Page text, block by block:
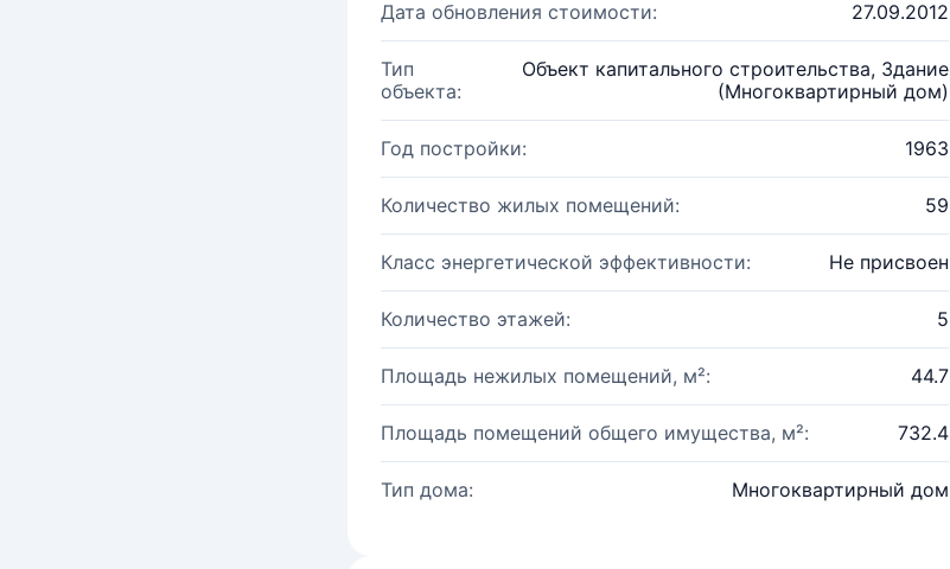
Дата обновления стоимости: 27.09.2012
Тип
объекта:
Объект капитального строительства, Здание
(Многоквартирный дом)
Год постройки: 1963
Количество жилых помещений: 59
Класс энергетической эффективности: Не присвоен
Количество этажей: 5
Площадь нежилых помещений, м²: 44.7
Площадь помещений общего имущества, м²: 732.4
Тип дома: Многоквартирный дом